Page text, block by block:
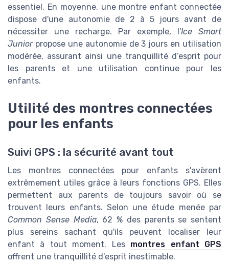
essentiel. En moyenne, une montre enfant connectée
dispose d'une autonomie de 2 à 5 jours avant de
nécessiter une recharge. Par exemple, l'Ice Smart
Juniorpropose une autonomie de 3 jours en utilisation
modérée, assurant ainsi une tranquillité d’esprit pour
les parents et une utilisation continue pour les
enfants.
Utilité des montres connectées
pour les enfants
Suivi GPS : la sécurité avant tout
Les montres connectées pour enfants s'avèrent
extrêmement utiles grâce à leurs fonctions GPS. Elles
permettent aux parents de toujours savoir où se
trouvent leurs enfants. Selon une étude menée par
Common Sense Media, 62 % des parents se sentent
plus sereins sachant qu'ils peuvent localiser leur
enfant à tout moment. Les montres enfant GPS
offrent une tranquillité d'esprit inestimable.